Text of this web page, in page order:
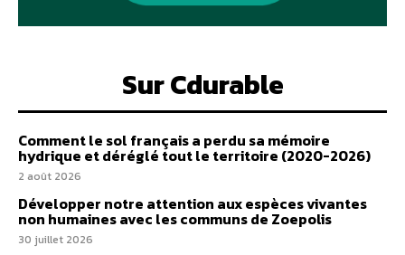
Sur Cdurable
Comment le sol français a perdu sa mémoire
hydrique et déréglé tout le territoire (2020-2026)
2 août 2026
Développer notre attention aux espèces vivantes
non humaines avec les communs de Zoepolis
30 juillet 2026